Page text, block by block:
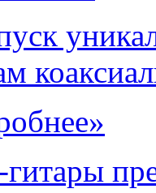
гитары